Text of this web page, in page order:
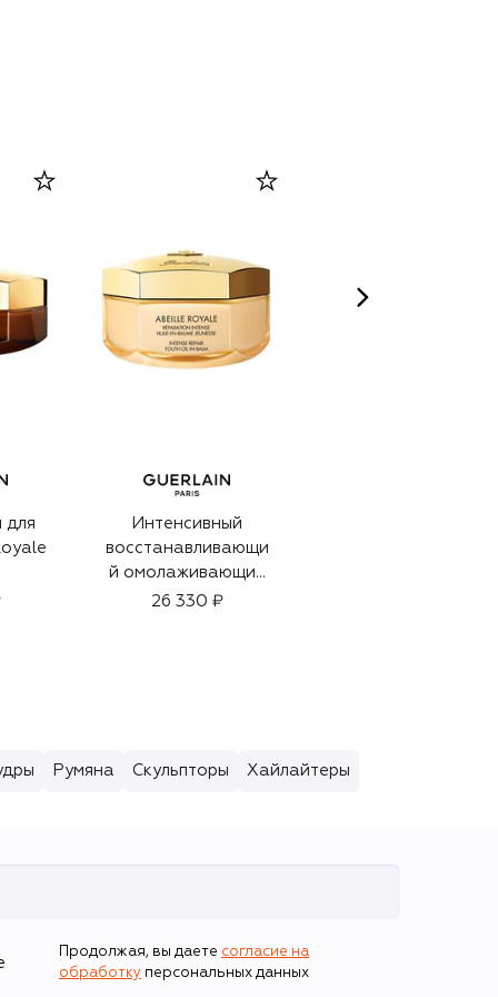
для
Интенсивный
восстанавливающи
й омолаживающий
бальзам Abeille
26 330 ₽
Румяна Скульпторы Хайлайтеры
Продолжая, вы даете согласие на
обработку персональных данных